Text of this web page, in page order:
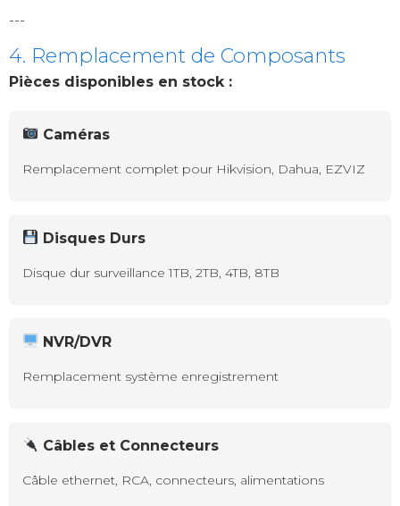
---
4. Remplacement de Composants
Pièces disponibles en stock :
Caméras
Remplacement complet pour Hikvision, Dahua, EZVIZ
Disques Durs
Disque dur surveillance 1TB, 2TB, 4TB, 8TB
NVR/DVR
Remplacement système enregistrement
Câbles et Connecteurs
Câble ethernet, RCA, connecteurs, alimentations